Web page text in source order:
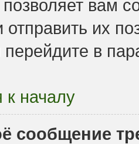
вам
отправить их
в
к началу
сообщение